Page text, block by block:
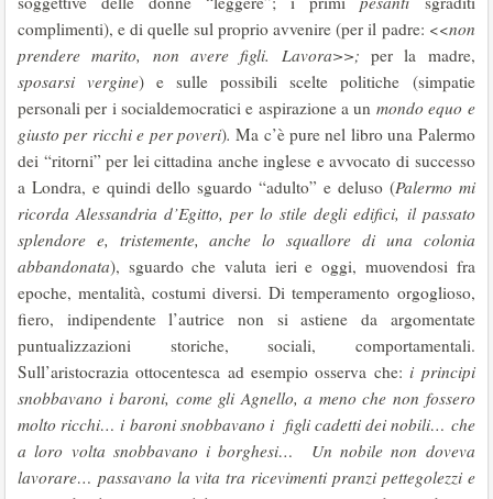
complimenti), e di quelle sul proprio avvenire (per il padre: <<non
prendere marito, non avere figli. Lavora>>; per la madre,
sposarsi vergine) e sulle possibili scelte politiche (simpatie
personali per i socialdemocratici e aspirazione a un mondo equo e
giusto per ricchi e per poveri). Ma c’è pure nel libro una Palermo
dei “ritorni” per lei cittadina anche inglese e avvocato di successo
a Londra, e quindi dello sguardo “adulto” e deluso (Palermo mi
ricorda Alessandria d’Egitto, per lo stile degli edifici, il passato
splendore e, tristemente, anche lo squallore di una colonia
abbandonata), sguardo che valuta ieri e oggi, muovendosi fra
epoche, mentalità, costumi diversi. Di temperamento orgoglioso,
fiero, indipendente l’autrice non si astiene da argomentate
puntualizzazioni storiche, sociali, comportamentali.
Sull’aristocrazia ottocentesca ad esempio osserva che: i principi
snobbavano i baroni, come gli Agnello, a meno che non fossero
molto ricchi… i baroni snobbavano i figli cadetti dei nobili… che
a loro volta snobbavano i borghesi…
Un nobile non doveva
lavorare… passavano la vita tra ricevimenti pranzi pettegolezzi e